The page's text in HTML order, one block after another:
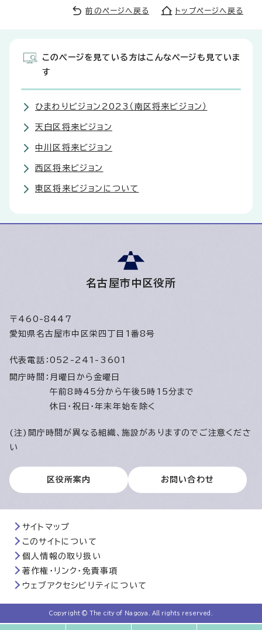
前のページへ戻る トップページへ戻る
このページを見ている方はこんなページも見ていま
す
ひまわりビジョン2023（南区将来ビジョン）
天白区将来ビジョン
中川区将来ビジョン
西区将来ビジョン
東区将来ビジョンについて
名古屋市中区役所
〒460-8447
愛知県名古屋市中区栄四丁目1番8号
代表電話： 052-241-3601
開庁時間： 月曜日から金曜日
午前8時45分から午後5時15分まで
休日・祝日・年末年始を除く
(注)開庁時間が異なる組織、施設がありますのでご注意くださ
い
区役所案内 お問い合わせ
サイトマップ
このサイトについて
個人情報の取り扱い
著作権・リンク・免責事項
ウェブアクセシビリティについて
Copyright © The city of Nagoya. All rights reserved.